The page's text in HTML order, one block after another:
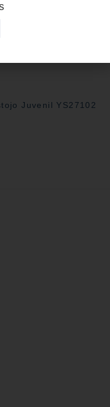
Juvenil YS27102